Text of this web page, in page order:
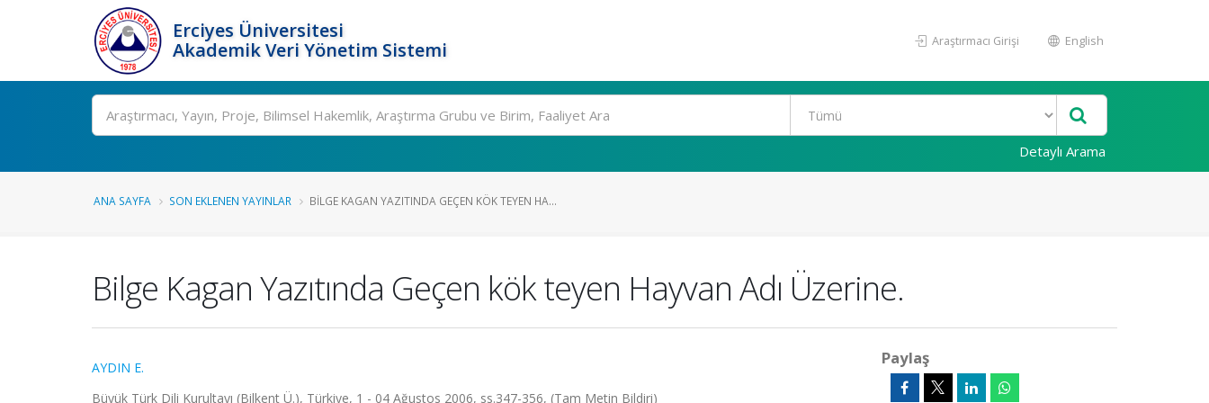
Erciyes Üniversitesi
Akademik Veri Yönetim Sistemi
Araştırmacı Girişi English
Ara
Detaylı Arama
ANA SAYFA SON EKLENEN YAYINLAR BILGE KAGAN YAZITINDA GEÇEN KÖK TEYEN HA...
Bilge Kagan Yazıtında Geçen kök teyen Hayvan Adı Üzerine.
AYDIN E.
Büyük Türk Dili Kurultayı (Bilkent Ü.), Türkiye, 1 - 04 Ağustos 2006, ss.347-356, (Tam Metin Bildiri)
Paylaş